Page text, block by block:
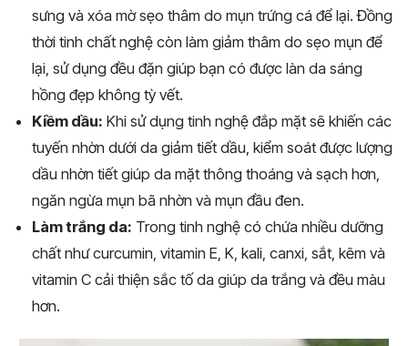
sưng và xóa mờ sẹo thâm do mụn trứng cá để lại. Đồng
thời tinh chất nghệ còn làm giảm thâm do sẹo mụn để
lại, sử dụng đều đặn giúp bạn có được làn da sáng
hồng đẹp không tỳ vết.
Kiềm dầu: Khi sử dụng tinh nghệ đắp mặt sẽ khiến các
tuyến nhờn dưới da giảm tiết dầu, kiểm soát được lượng
dầu nhờn tiết giúp da mặt thông thoáng và sạch hơn,
ngăn ngừa mụn bã nhờn và mụn đầu đen.
Làm trắng da: Trong tinh nghệ có chứa nhiều dưỡng
chất như curcumin, vitamin E, K, kali, canxi, sắt, kẽm và
vitamin C cải thiện sắc tố da giúp da trắng và đều màu
hơn.